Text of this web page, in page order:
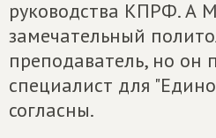
руководства КПРФ. А
замечательный
преподаватель, но он
специалист для
согласны.